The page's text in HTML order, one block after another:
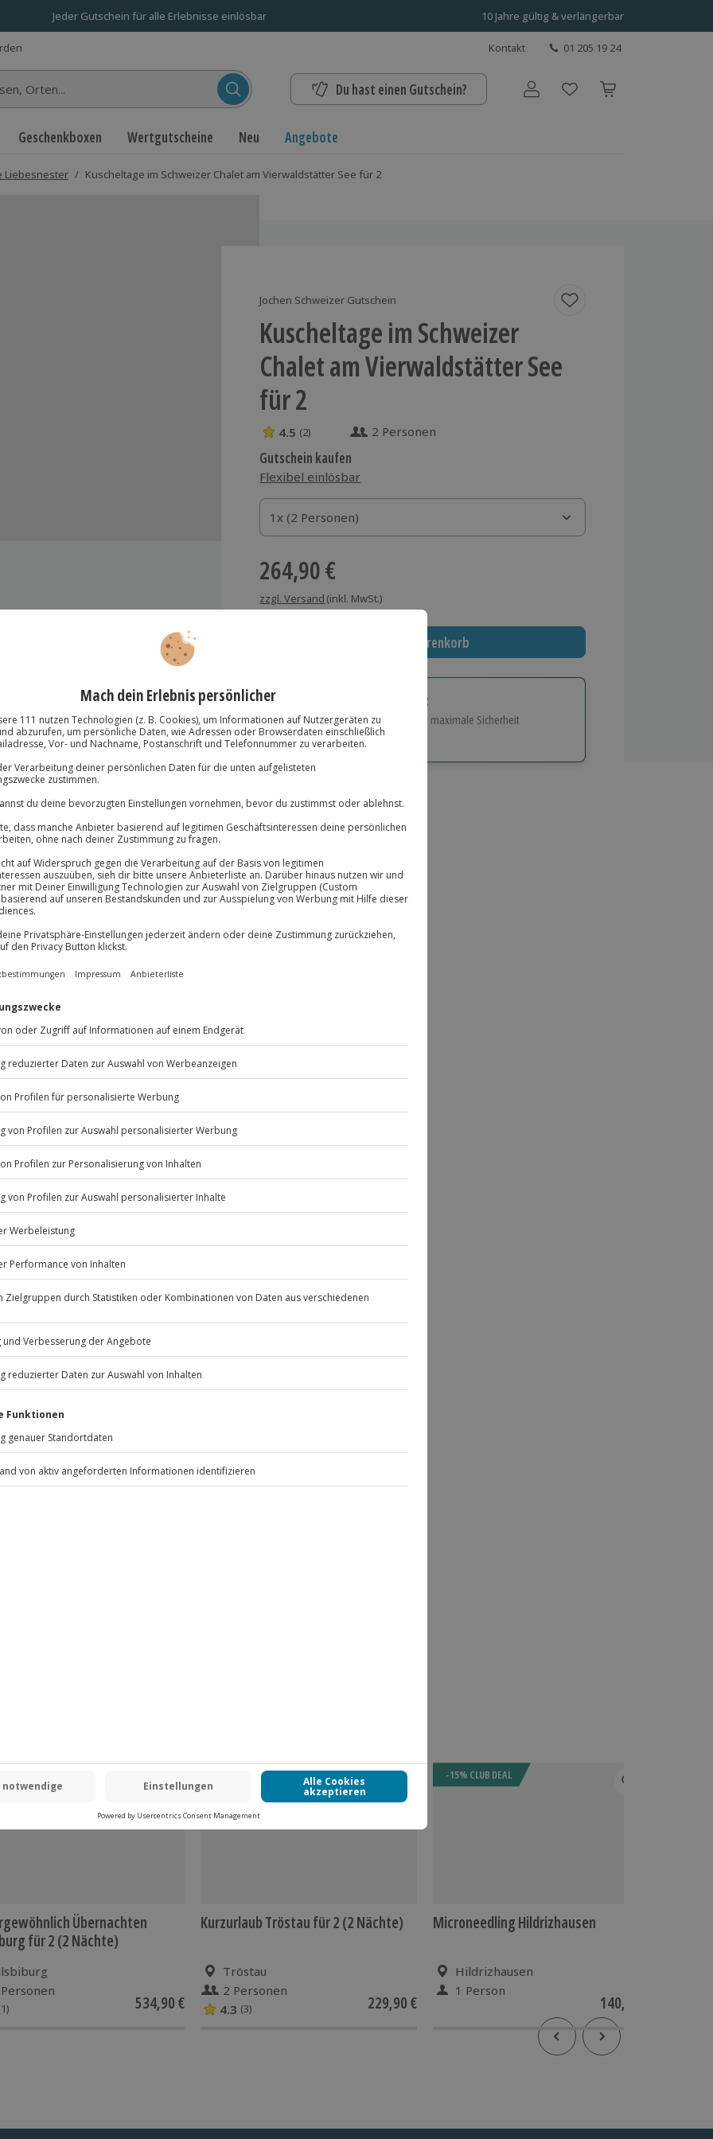
Jeder Gutschein für alle Erlebnisse einlösbar 10 Jahre gültig & verlängerbar
Kontakt 01 205 19 24
Du hast einen Gutschein? Benutzerkonto
Geschenkboxen Wertgutscheine Neu Angebote
Liebesnester / Kuscheltage im Schweizer Chalet am Vierwaldstätter See für 2
Jochen Schweizer Gutschein
Kuscheltage im Schweizer
Chalet am Vierwaldstätter See
für 2
4.5 Sterne von 5 aus 2 Bewertungen
4.5 (2) 2 Personen
Gutschein kaufen
Flexibel einlösbar
1x (2 Personen)
1x (2 Personen)
1x (2 Personen)
264,90 €
zzgl. Versand (inkl. MwSt.)
In den Warenkorb
Immer das richtige Geschenk:
Große Auswahl, volle Flexibilität und maximale Sicherheit
Über 9.000 Erlebnisse.
Jeder Gutschein für alle Erlebnisse einlösbar.
Maximale Sicherheit
WLAN
Wilhelm Tell! Denn ihr
des Swiss-Chalets aus dem
gemütlichem
offenem Kamin lädt zum
Spaziergängen am
ein und genießt die
Innerschweizer Bergwelt für
Landschaften an.
traditionellen schweizer
Nacht).
Listenansicht
Jochen Schweizer
GmbH
Mühldorfstraße 8
81671 München
außer an bundesweiten
Übernachten
für 2 (2 Nächte)
534,90 €
-15% CLUB DEAL
Kurzurlaub Tröstau für 2 (2 Nächte)
Tröstau
2 Personen
4.3 (3) 229,90 €
-15% CLUB DEAL
Microneedling Hildrizhausen
Hildrizhausen
1 Person
140,90 €